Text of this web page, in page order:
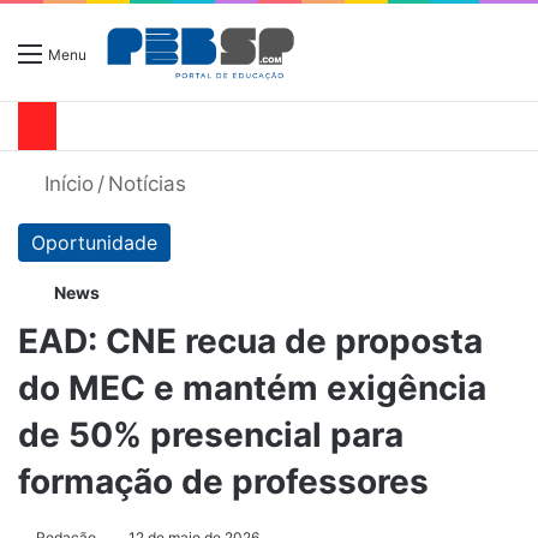
Menu
Início / Notícias
Oportunidade
News
EAD: CNE recua de proposta
do MEC e mantém exigência
de 50% presencial para
formação de professores